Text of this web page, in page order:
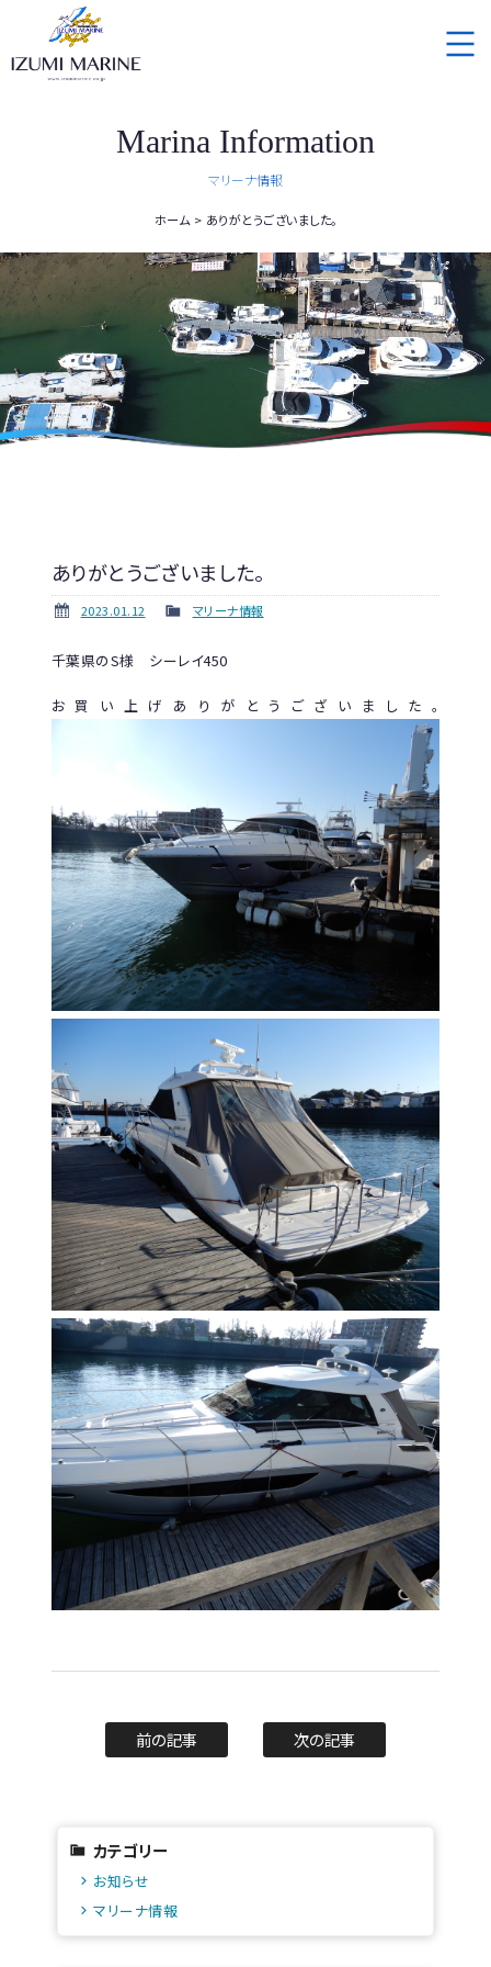
Marina Information
マリーナ情報
ホーム ありがとうございました。
ありがとうございました。
2023.01.12 マリーナ情報
千葉県のS様 シーレイ450
お買い上げありがとうございました。
前の記事 次の記事
カテゴリー
お知らせ
マリーナ情報